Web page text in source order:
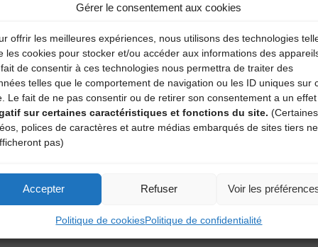
Gérer le consentement aux cookies
offrir les meilleures expériences, nous utilisons des technologies
les cookies pour stocker et/ou accéder aux informations des
de consentir à ces technologies nous permettra de traiter des
telles que le comportement de navigation ou les ID uniques sur
Le fait de ne pas consentir ou de retirer son consentement a un effet
sur certaines caractéristiques et fonctions du site. (Certaines
polices de caractères et autre médias embarqués de sites tiers ne
pas)
Accepter Refuser Voir les
Politique de cookiesPolitique de confidentialité
Tou·te·s
sont indiqués avec